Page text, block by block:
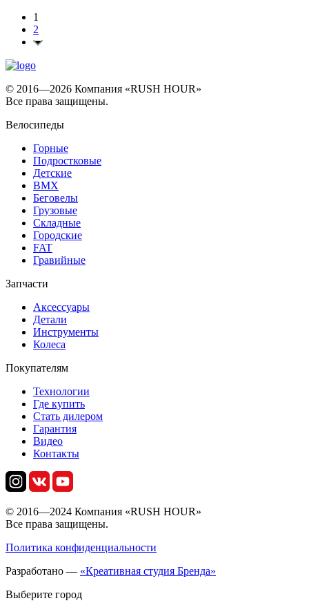
1
2
© 2016—2026 Компания «RUSH HOUR»
Все права защищены.
Велосипеды
Горные
Подростковые
Детские
BMX
Беговелы
Грузовые
Складные
Городские
FAT
Гравийные
Запчасти
Аксессуары
Детали
Инструменты
Колеса
Покупателям
Технологии
Где купить
Стать дилером
Гарантия
Видео
Контакты
© 2016—2024 Компания «RUSH HOUR»
Все права защищены.
Политика конфиденциальности
Разработано — «Креативная студия Бренда»
Выберите город